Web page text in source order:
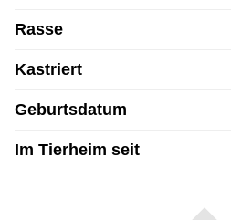
Rasse
Kastriert
Geburtsdatum
Im Tierheim seit